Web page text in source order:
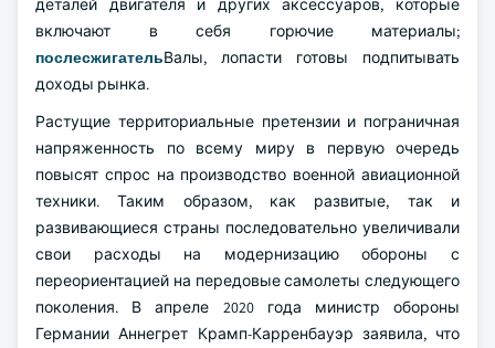
включают в себя горючие материалы;
послесжигательВалы, лопасти готовы подпитывать
доходы рынка.
Растущие территориальные претензии и пограничная
напряженность по всему миру в первую очередь
повысят спрос на производство военной авиационной
техники. Таким образом, как развитые, так и
развивающиеся страны последовательно увеличивали
свои расходы на модернизацию обороны с
переориентацией на передовые самолеты следующего
поколения. В апреле 2020 года министр обороны
Германии Аннегрет Крамп-Карренбауэр заявила, что